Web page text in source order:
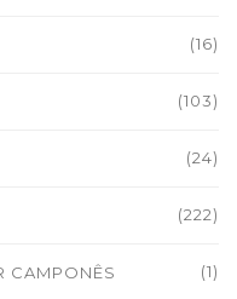
(16)
(103)
(24)
(222)
CAMPONÊS (1)